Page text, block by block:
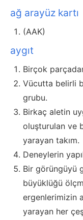
ağ arayüz kartı
(AAK)
aygıt
Birçok
Vücutta belirli
grubu.
Birkaç aletin
oluşturulan ve
yarayan takım.
Deneylerin
Bir görüngüyü
büyüklüğü
ergenlerimizin
yarayan her